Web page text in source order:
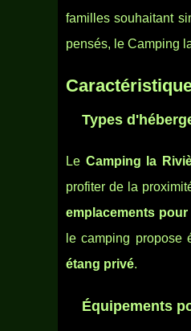
familles souhaitant
pensés, le Camping
Types
Le Camping la
profiter de la
emplacements
le camping propose
étang privé.
Équipements